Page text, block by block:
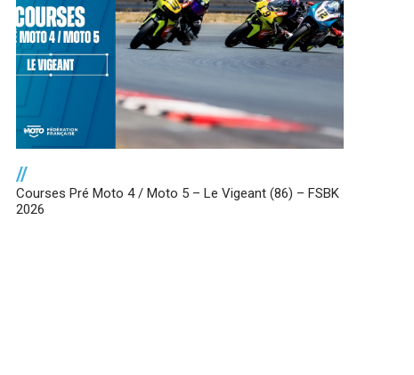
//
Courses Pré Moto 4 / Moto 5 – Le Vigeant (86) – FSBK
2026